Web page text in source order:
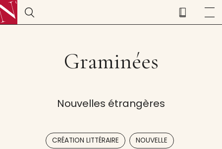
Graminées
Nouvelles étrangères
CRÉATION LITTÉRAIRE NOUVELLE